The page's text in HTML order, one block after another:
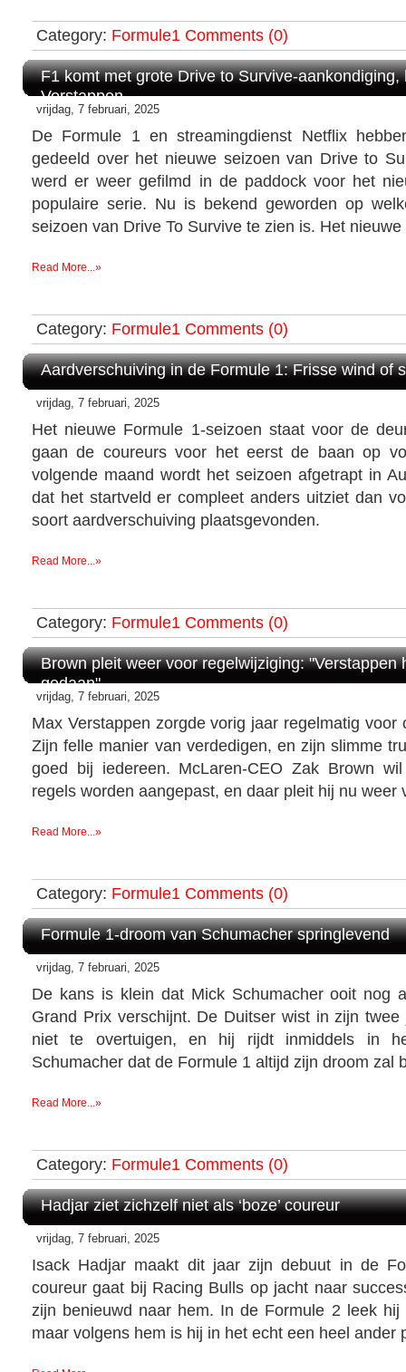
Category: Formule1 Comments (0)
F1 komt met grote Drive to Survive-aankondiging,
Verstappen
vrijdag, 7 februari, 2025
De Formule 1 en streamingdienst Netflix
gedeeld over het nieuwe seizoen van Drive to
werd er weer gefilmd in de paddock voor het
populaire serie. Nu is bekend geworden op
seizoen van Drive To Survive te zien is. Het nieuwe
Read More...»
Category: Formule1 Comments (0)
Aardverschuiving in de Formule 1: Frisse wind of
vrijdag, 7 februari, 2025
Het nieuwe Formule 1-seizoen staat voor de
gaan de coureurs voor het eerst de baan op
volgende maand wordt het seizoen afgetrapt in
dat het startveld er compleet anders uitziet dan
soort aardverschuiving plaatsgevonden.
Read More...»
Category: Formule1 Comments (0)
Brown pleit weer voor regelwijziging: "Verstappen
gedaan"
vrijdag, 7 februari, 2025
Max Verstappen zorgde vorig jaar regelmatig voor
Zijn felle manier van verdedigen, en zijn slimme
goed bij iedereen. McLaren-CEO Zak Brown
regels worden aangepast, en daar pleit hij nu weer
Read More...»
Category: Formule1 Comments (0)
Formule 1-droom van Schumacher springlevend
vrijdag, 7 februari, 2025
De kans is klein dat Mick Schumacher ooit nog
Grand Prix verschijnt. De Duitser wist in zijn
niet te overtuigen, en hij rijdt inmiddels in
Schumacher dat de Formule 1 altijd zijn droom zal
Read More...»
Category: Formule1 Comments (0)
Hadjar ziet zichzelf niet als ‘boze’ coureur
vrijdag, 7 februari, 2025
Isack Hadjar maakt dit jaar zijn debuut in de
coureur gaat bij Racing Bulls op jacht naar
zijn benieuwd naar hem. In de Formule 2 leek
maar volgens hem is hij in het echt een heel ander